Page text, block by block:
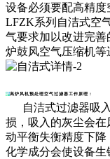
设备必须要配高精度
LFZK系列 自洁式空
气要求加以改进完
炉鼓风空气压缩机等
高炉风机预处理空气过滤器工作原理：
自洁式过滤器吸入
损，吸入的灰尘会
动平衡失衡精度下
化学成分会使设备